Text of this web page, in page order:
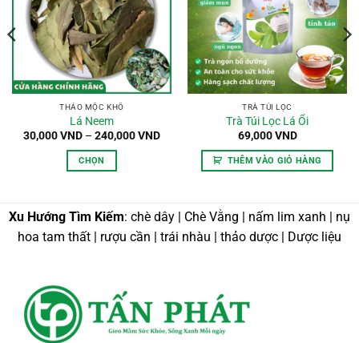
THẢO MỘC KHÔ
Lá Neem
30,000VND – 240,000VNDKhoảng
30,000 VND
CHỌN
này
có
nhiều
chọn
TRÀ TÚI LỌC
Trà Túi Lọc Lá Ổi
69,000VND
THÊM VÀO GIỎ HÀNG
Xu Hướng Tìm Kiếm: chè dây | Chè Vằng | nấm lim xanh | nụ
hoa tam thất | rượu cần | trái nhàu | thảo dược | Dược liệu